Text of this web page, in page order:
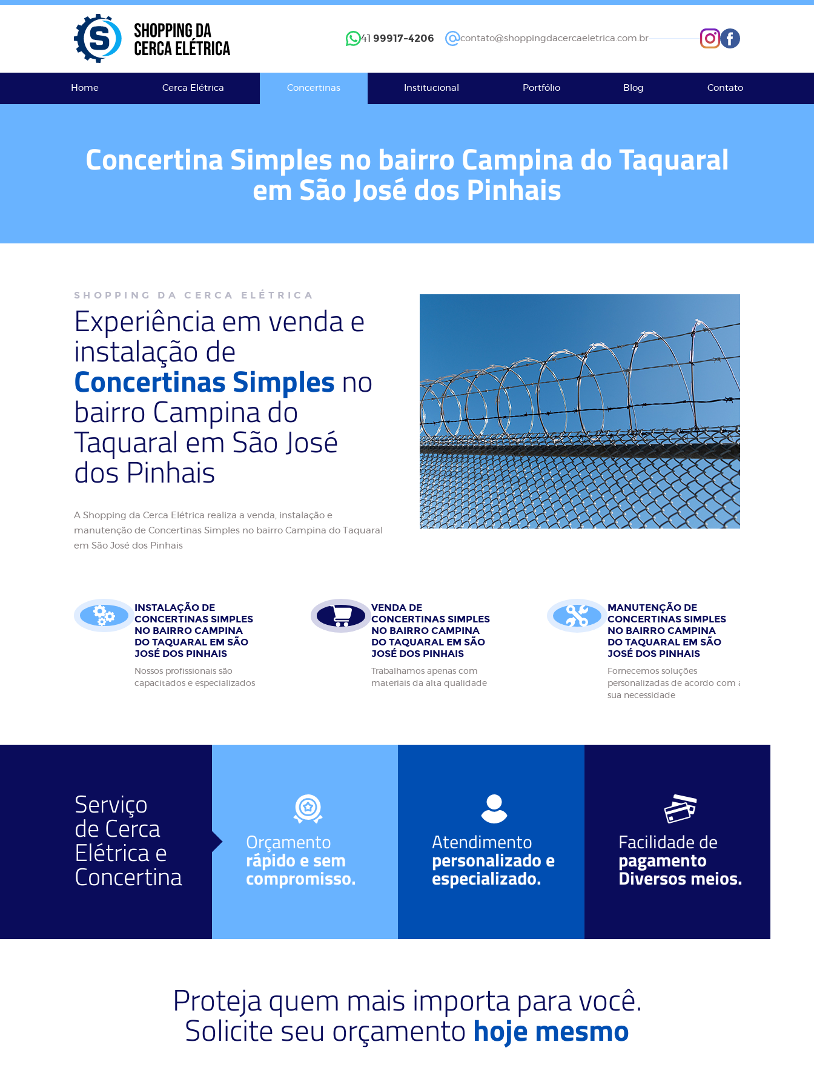
41 99917-4206 contato@shoppingdacercaeletrica.com.br
Home Cerca Elétrica Concertinas Institucional Portfólio Blog Contato
Concertina Simples no bairro Campina do Taquaral
em São José dos Pinhais
SHOPPING DA CERCA ELÉTRICA
Experiência em venda e
instalação de
Concertinas Simples no
bairro Campina do
Taquaral em São José
dos Pinhais
A Shopping da Cerca Elétrica realiza a venda, instalação e
manutenção de Concertinas Simples no bairro Campina do Taquaral
em São José dos Pinhais
INSTALAÇÃO DE
CONCERTINAS SIMPLES
NO BAIRRO CAMPINA
DO TAQUARAL EM SÃO
JOSÉ DOS PINHAIS
Nossos profissionais são
capacitados e especializados
VENDA DE
CONCERTINAS SIMPLES
NO BAIRRO CAMPINA
DO TAQUARAL EM SÃO
JOSÉ DOS PINHAIS
Trabalhamos apenas com
materiais da alta qualidade
MANUTENÇÃO DE
CONCERTINAS SIMPLES
NO BAIRRO CAMPINA
DO TAQUARAL EM SÃO
JOSÉ DOS PINHAIS
Fornecemos soluções
personalizadas de acordo com a
sua necessidade
Serviço
deCerca
Elétricae
Concertina
Facilidade de
pagamento
Diversos meios.
Orçamento
rápido e sem
compromisso.
Atendimento
personalizado e
especializado.
Facilidade de
pagamento
Diversos meios.
Proteja quem mais importa para você.
Solicite seu orçamento hoje mesmo